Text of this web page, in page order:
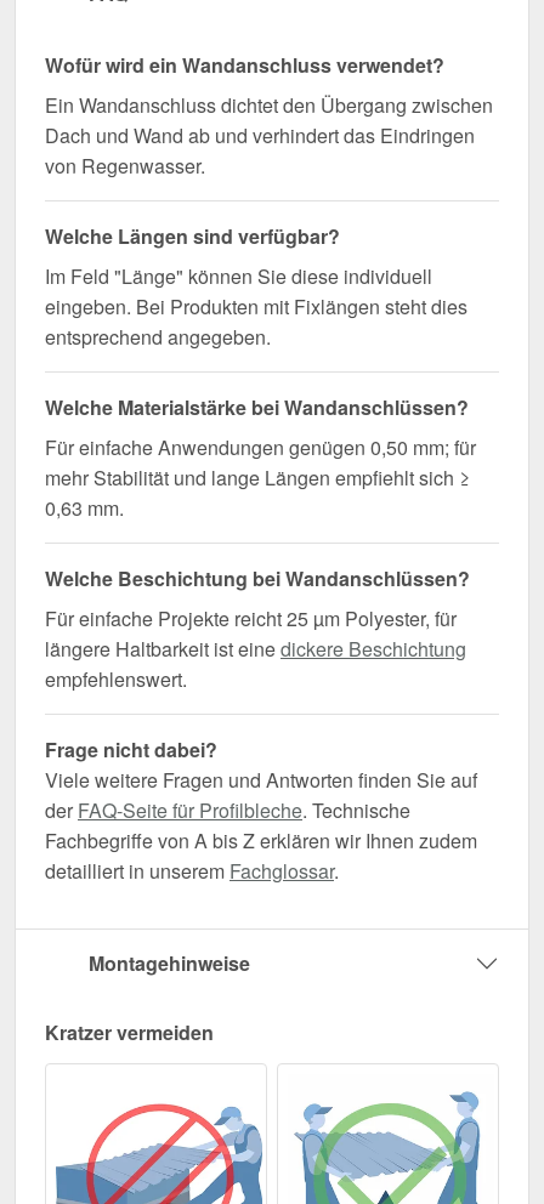
Wofür wird ein Wandanschluss verwendet?
Ein Wandanschluss dichtet den Übergang zwischen
Dach und Wand ab und verhindert das Eindringen
von Regenwasser.
Welche Längen sind verfügbar?
Im Feld "Länge" können Sie diese individuell
eingeben. Bei Produkten mit Fixlängen steht dies
entsprechend angegeben.
Welche Materialstärke bei Wandanschlüssen?
Für einfache Anwendungen genügen 0,50 mm; für
mehr Stabilität und lange Längen empfiehlt sich ≥
0,63 mm.
Welche Beschichtung bei Wandanschlüssen?
Für einfache Projekte reicht 25 µm Polyester, für
längere Haltbarkeit ist einedickere Beschichtung
empfehlenswert.
Frage nicht dabei?
Viele weitere Fragen und Antworten finden Sie auf
der FAQ-Seite für Profilbleche. Technische
Fachbegriffe von A bis Z erklären wir Ihnen zudem
detailliert in unserem Fachglossar.
Montagehinweise
Kratzer vermeiden